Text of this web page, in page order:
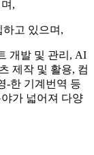
,
고 있으며,
개발 및 관리, AI
제작 및 활용, 컴
-한 기계번역 등
가 넓어져 다양